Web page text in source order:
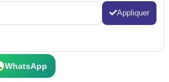
Appliquer
WhatsApp